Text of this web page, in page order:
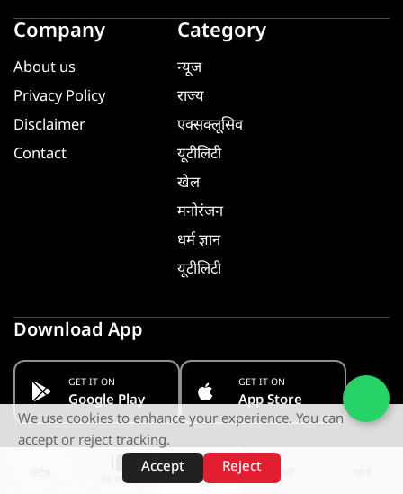
वेब स्टोरीज़
Company
About us
Privacy Policy
Disclaimer
Contact
Category
न्यूज
राज्य
एक्सक्लूसिव
यूटीलिटी
खेल
मनोरंजन
धर्म ज्ञान
यूटीलिटी
Download App
GET IT ON
Google Play
GET IT ON
App Store
We use cookies to enhance your experience. You can
accept or reject tracking.
Accept
Reject